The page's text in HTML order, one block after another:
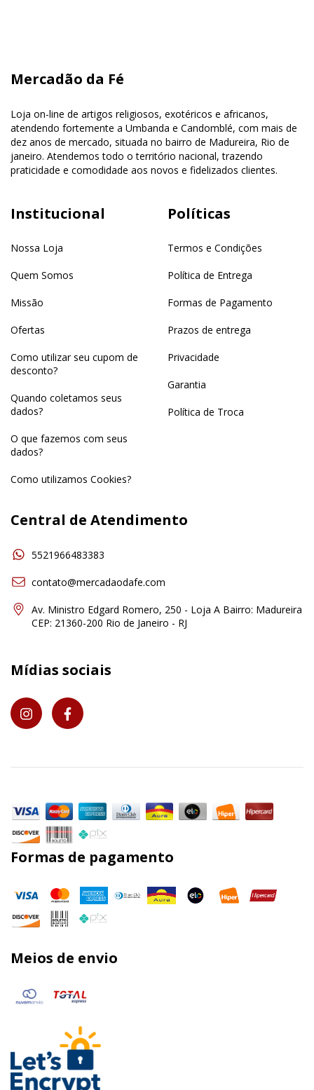
Mercadão da Fé
Loja on-line de artigos religiosos, exotéricos e africanos,
atendendo fortemente a Umbanda e Candomblé, com mais de
dez anos de mercado, situada no bairro de Madureira, Rio de
janeiro. Atendemos todo o território nacional, trazendo
praticidade e comodidade aos novos e fidelizados clientes.
Institucional
Nossa Loja
Quem Somos
Missão
Ofertas
Como utilizar seu cupom de
desconto?
Quando coletamos seus
dados?
O que fazemos com seus
dados?
Como utilizamos Cookies?
Políticas
Termos e Condições
Política de Entrega
Formas de Pagamento
Prazos de entrega
Privacidade
Garantia
Política de Troca
Central de Atendimento
5521966483383
contato@mercadaodafe.com
Av. Ministro Edgard Romero, 250 - Loja A Bairro: Madureira
CEP: 21360-200 Rio de Janeiro - RJ
Mídias sociais
Formas de pagamento
Meios de envio